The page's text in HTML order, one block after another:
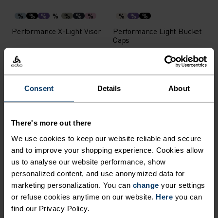
Consent Details About
There's more out there
We use cookies to keep our website reliable and secure
and to improve your shopping experience. Cookies allow
us to analyse our website performance, show
personalized content, and use anonymized data for
marketing personalization. You can change your settings
or refuse cookies anytime on our website. Here you can
find our Privacy Policy.
% % % % % % %
Performance X-Light Visor
239,20 kr
% % %
Performance Light Bucket
Caps
549,00 kr
199,20 kr249,00 kr
183,20 kr229,00 kr
-20 %
Sommersalg
%
Sports Utility Waistband
Løpebelte
-20 %
Sommersalg
% %
Performance Run Korte
Sokker